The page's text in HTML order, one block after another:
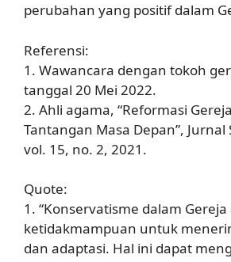
perubahan yang positif dalam
Referensi:
1. Wawancara dengan tokoh
tanggal 20 Mei 2022.
2. Ahli agama, “Reformasi
Tantangan Masa Depan”, Jurnal
vol. 15, no. 2, 2021.
Quote:
1. “Konservatisme dalam
ketidakmampuan untuk
dan adaptasi. Hal ini dapat